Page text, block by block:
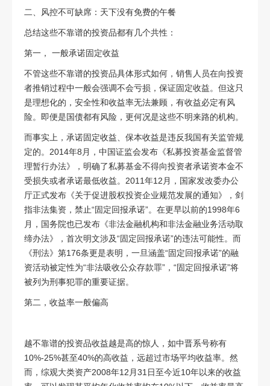
二、风控不可缺席：天下没有免费的午餐
总结这些不靠谱的投资品都有几个共性：
第一， 一般承诺固定收益
不管这些不靠谱的投资品具体形式如何，销售人员在向投资
者推销过程中一般会强调不会亏损，保证固定收益。但这只
是理想化的，安全性和收益率无法兼顾，有收益必定有风
险。即便是国债都有风险，更何况是这些不明来路的机构。
而事实上，承诺固定收益、保本收益是违反我国有关监管规
定的。 2014年8月，中国证监会发布《私募投资基金监督管
理暂行办法》，明确了私募基金不得向投资者承诺资本金不
受损失或者承诺最低收益。 2011年12月，国家发改委办公
厅正式发布《关于促进股权投资企业规范发展的通知》，剑
指非法集资，禁止“固定回报承诺”。在更早以前的1998年6
月，国务院也已发布《非法金融机构和非法金融业务活动取
缔办法》，首次明文涉及“固定回报承诺”的违法可能性。而
《刑法》第176条更是表明，一旦涵盖“固定回报承诺”的融
资活动被定性为“非法吸收公众存款罪” ， “固定回报承诺”将
被列为刑事犯罪的重要证据。
第二，收益率一般偏高
越不靠谱的投资品收益越是高的惊人，如中晋系号称有
10%-25%甚至40%的高收益，远超过市场平均收益率。然
而，综观大类资产2008年12月31日至今近10年以来的收益